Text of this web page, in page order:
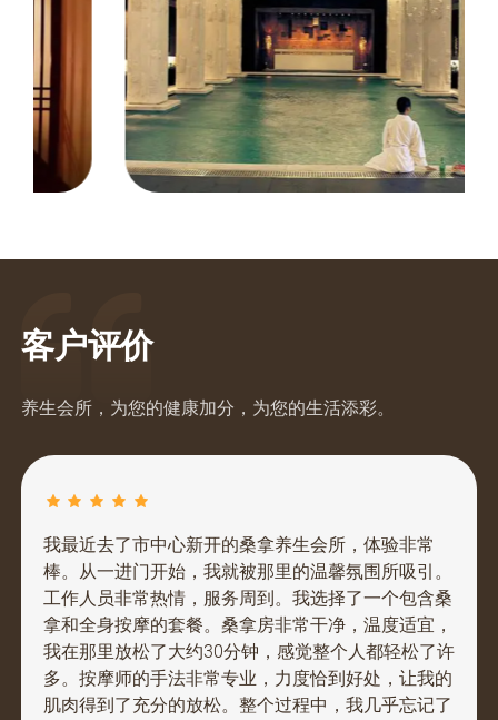
人流，确保顾客在享受服务前后都能有一个私密和放松的空
客户评价
养生会所，为您的健康加分，为您的生活添彩。
我最近去了市中心新开的桑拿养生会所，体验非常
棒。从一进门开始，我就被那里的温馨氛围所吸引。
工作人员非常热情，服务周到。我选择了一个包含桑
拿和全身按摩的套餐。桑拿房非常干净，温度适宜，
我在那里放松了大约30分钟，感觉整个人都轻松了许
多。按摩师的手法非常专业，力度恰到好处，让我的
肌肉得到了充分的放松。整个过程中，我几乎忘记了